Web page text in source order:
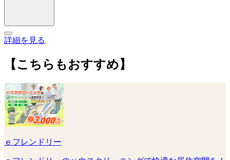
詳細を見る
【こちらもおすすめ】
ｅフレンドリー